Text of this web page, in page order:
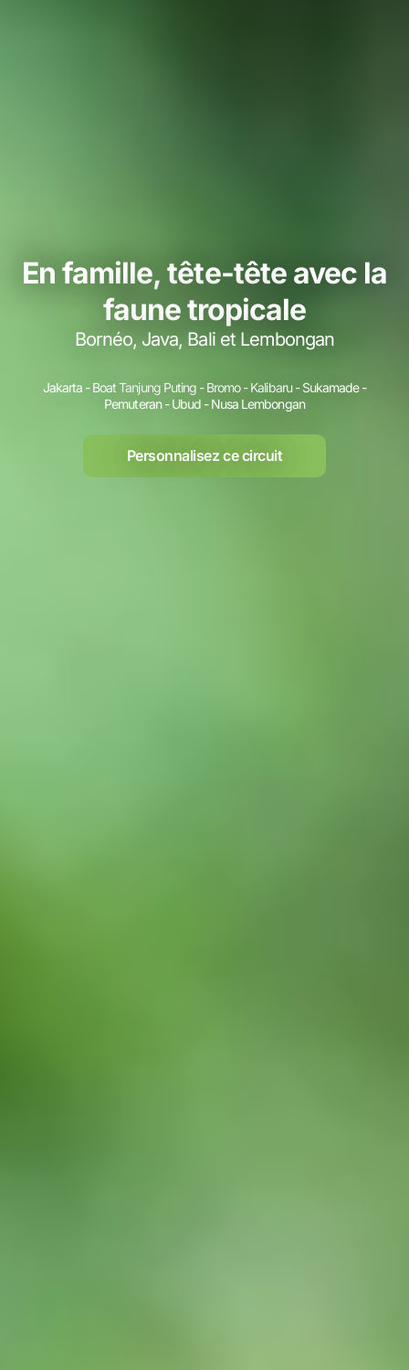
En famille, tête-tête avec la
faune tropicale
Bornéo, Java, Bali et Lembongan
Jakarta - Boat Tanjung Puting - Bromo - Kalibaru - Sukamade -
Pemuteran - Ubud - Nusa Lembongan
Personnalisez ce circuit